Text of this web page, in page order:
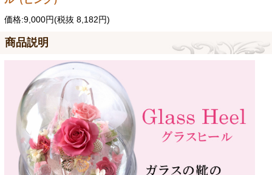
価格:9,000円(税抜 8,182円)
商品説明